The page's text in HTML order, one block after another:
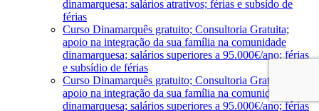
dinamarquesa; salários atrativos; férias e subsído de
férias
Curso Dinamarquês gratuito; Consultoria Gratuita;
apoio na integração da sua família na comunidade
dinamarquesa; salários superiores a 95.000€/ano; férias
e subsídio de férias
Curso Dinamarquês gratuito; Consultoria Gratuita;
apoio na integração da sua família na comunidade
dinamarquesa; salários superiores a 95.000€/ano; férias